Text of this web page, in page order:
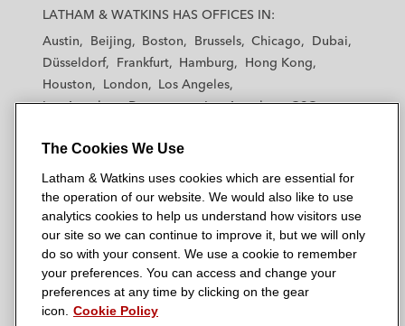
a
k
s
L
a
h
t
k
i
s
T
w
a
h
t
k
i
s
F
a
a
t
k
i
s
Y
o
a
m
t
k
s
o
LATHAM & WATKINS HAS OFFICES IN:
Austin
Beijing Boston Brussels Chicago
Dubai
Düsseldorf
Frankfurt Hamburg
Hong Kong
Houston
London
Los Angeles
Los Angeles — Downtown
Los Angeles — GSO
New York
Orange County
San Diego
San Francisco Seoul
Silicon Valley
Singapore
Tel Aviv Tokyo Washington, D.C.
© 2026 Latham & Watkins
Site Map
The Cookies We Use
Latham & Watkins uses cookies which are essential for
the operation of our website. We would also like to use
analytics cookies to help us understand how visitors use
our site so we can continue to improve it, but we will only
do so with your consent. We use a cookie to remember
your preferences. You can access and change your
preferences at any time by clicking on the gear
icon.
Cookie Policy